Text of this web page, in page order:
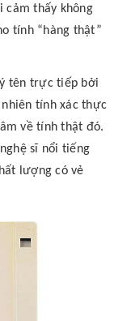
cảm thấy không
tính “hàng thật”
tên trực tiếp bởi
tính xác thực
về tính thật đó.
sĩ nổi tiếng
lượng có vẻ